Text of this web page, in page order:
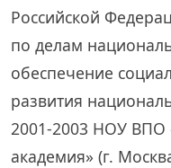
Российской
по делам
обеспечение
развития
2001-2003 НОУ ВПО
академия» (г.